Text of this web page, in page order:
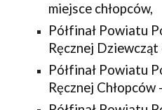
miejsce chłopców,
Półfinał Powiatu
Ręcznej
Półfinał Powiatu
Ręcznej